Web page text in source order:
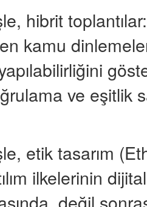
hibrit
kamu
ve eşitlik
etik tasarım
ilkelerinin